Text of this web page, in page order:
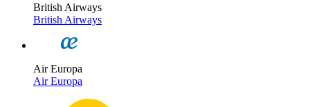
British Airways
British Airways
Air Europa
Air Europa